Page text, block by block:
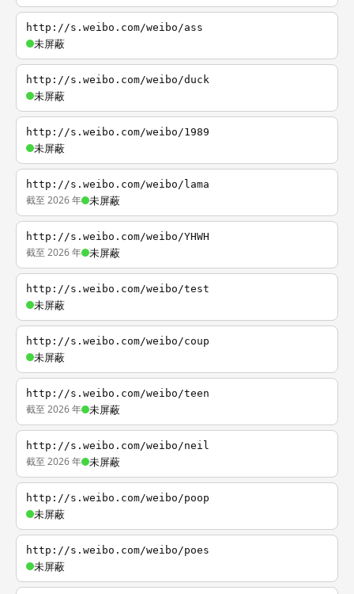
http://s.weibo.com/weibo/ass
未屏蔽
http://s.weibo.com/weibo/duck
未屏蔽
http://s.weibo.com/weibo/1989
未屏蔽
http://s.weibo.com/weibo/lama
截至 2026 年 未屏蔽
http://s.weibo.com/weibo/YHWH
截至 2026 年 未屏蔽
http://s.weibo.com/weibo/test
未屏蔽
http://s.weibo.com/weibo/coup
未屏蔽
http://s.weibo.com/weibo/teen
截至 2026 年 未屏蔽
http://s.weibo.com/weibo/neil
截至 2026 年 未屏蔽
http://s.weibo.com/weibo/poop
未屏蔽
http://s.weibo.com/weibo/poes
未屏蔽